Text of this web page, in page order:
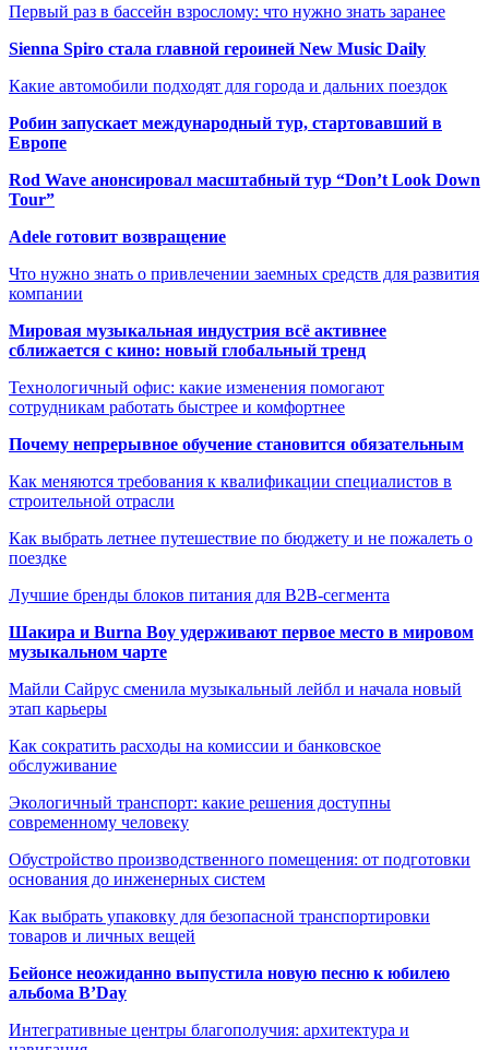
Первый раз в бассейн взрослому: что нужно знать заранее
Sienna Spiro стала главной героиней New Music Daily
Какие автомобили подходят для города и дальних поездок
Робин запускает международный тур, стартовавший в
Европе
Rod Wave анонсировал масштабный тур “Don’t Look Down
Tour”
Adele готовит возвращение
Что нужно знать о привлечении заемных средств для развития
компании
Мировая музыкальная индустрия всё активнее
сближается с кино: новый глобальный тренд
Технологичный офис: какие изменения помогают
сотрудникам работать быстрее и комфортнее
Почему непрерывное обучение становится обязательным
Как меняются требования к квалификации специалистов в
строительной отрасли
Как выбрать летнее путешествие по бюджету и не пожалеть о
поездке
Лучшие бренды блоков питания для B2B-сегмента
Шакира и Burna Boy удерживают первое место в мировом
музыкальном чарте
Майли Сайрус сменила музыкальный лейбл и начала новый
этап карьеры
Как сократить расходы на комиссии и банковское
обслуживание
Экологичный транспорт: какие решения доступны
современному человеку
Обустройство производственного помещения: от подготовки
основания до инженерных систем
Как выбрать упаковку для безопасной транспортировки
товаров и личных вещей
Бейонсе неожиданно выпустила новую песню к юбилею
альбома B’Day
Интегративные центры благополучия: архитектура и